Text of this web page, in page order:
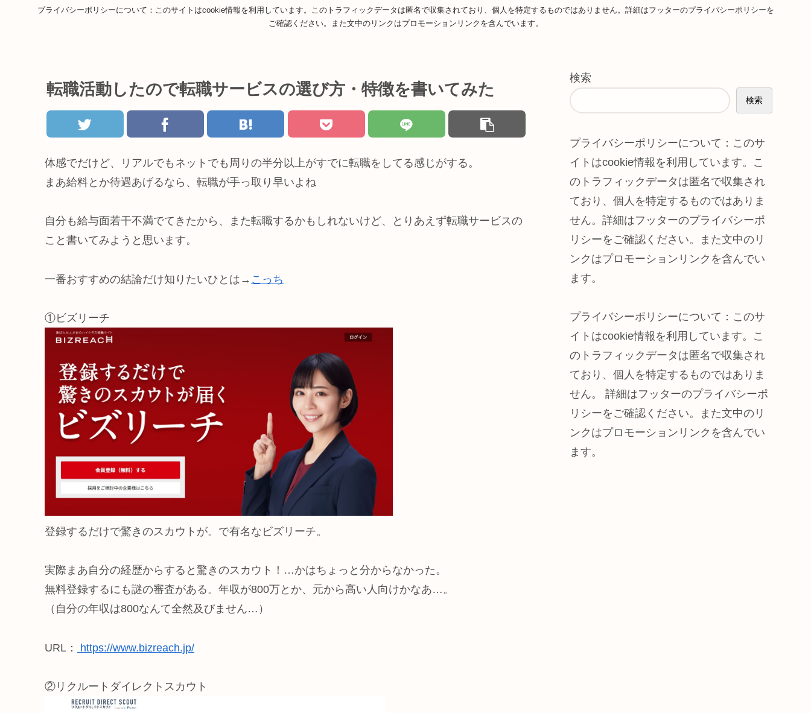
プライバシーポリシーについて：このサイトはcookie情報を利用しています。このトラフィックデータは匿名で収集されており、個人を特定するものではありません。詳細はフッターのプライバシーポリシーを
ご確認ください。また文中のリンクはプロモーションリンクを含んでいます。
転職活動したので転職サービスの選び方・特徴を書いてみた
体感でだけど、リアルでもネットでも周りの半分以上がすでに転職をしてる感じがする。
まあ給料とか待遇あげるなら、転職が手っ取り早いよね
自分も給与面若干不満でてきたから、また転職するかもしれないけど、とりあえず転職サービスの
こと書いてみようと思います。
一番おすすめの結論だけ知りたいひとは→ こっち
①ビズリーチ
登録するだけで驚きのスカウトが。で有名なビズリーチ。
実際まあ自分の経歴からすると驚きのスカウト！…かはちょっと分からなかった。
無料登録するにも謎の審査がある。年収が800万とか、元から高い人向けかなあ…。
（自分の年収は800なんて全然及びません…）
URL： https://www.bizreach.jp/
②リクルートダイレクトスカウト
検索
検索
プライバシーポリシーについて：このサ
イトはcookie情報を利用しています。こ
のトラフィックデータは匿名で収集され
ており、個人を特定するものではありま
せん。詳細はフッターのプライバシーポ
リシーをご確認ください。また文中のリ
ンクはプロモーションリンクを含んでい
ます。
プライバシーポリシーについて：このサ
イトはcookie情報を利用しています。こ
のトラフィックデータは匿名で収集され
ており、個人を特定するものではありま
せん。 詳細はフッターのプライバシーポ
リシーをご確認ください。また文中のリ
ンクはプロモーションリンクを含んでい
ます。